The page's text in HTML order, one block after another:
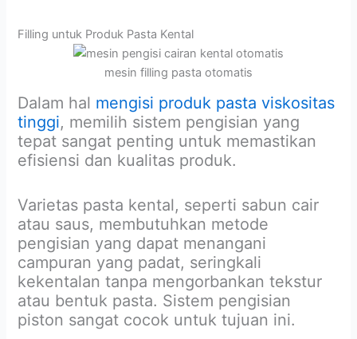
Filling untuk Produk Pasta Kental
mesin filling pasta otomatis
Dalam hal mengisi produk pasta viskositas
tinggi, memilih sistem pengisian yang
tepat sangat penting untuk memastikan
efisiensi dan kualitas produk.
Varietas pasta kental, seperti sabun cair
atau saus, membutuhkan metode
pengisian yang dapat menangani
campuran yang padat, seringkali
kekentalan tanpa mengorbankan tekstur
atau bentuk pasta. Sistem pengisian
piston sangat cocok untuk tujuan ini.